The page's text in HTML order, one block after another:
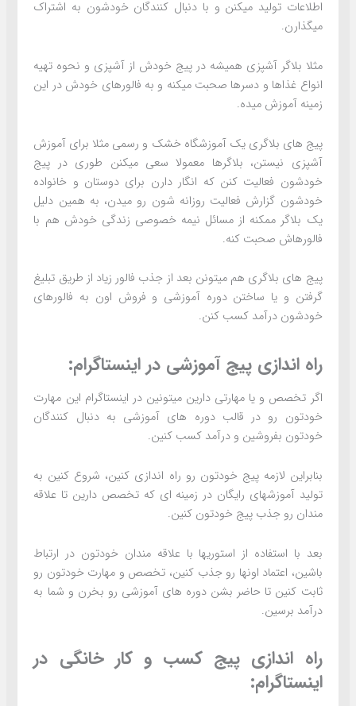
اطلاعات تولید میکنن و با دنبال کنندگان خودشون به اشتراک
میگذارن.
مثلا بلاگر آشپزی همیشه در پیج خودش از آشپزی و نحوه تهیه
انواع غذاها و دسرها صحبت میکنه و به فالورهای خودش در این
زمینه آموزش میده.
پیج های بلاگری یک آموزشگاه خشک و رسمی مثلا برای آموزش
آشپزی نیستن، بلاگرها معمولا سعی میکنن طوری در پیج
خودشون فعالیت کنن که انگار دارن برای دوستان و خانواده
خودشون گزارش فعالیت روزانه شون رو میدن، به همین دلیل
یک بلاگر ممکنه از مسائل نیمه خصوصی زندگی خودش هم با
فالورهاش صحبت کنه.
پیج های بلاگری هم میتونن بعد از جذب فالور زیاد از طریق تبلیغ
گرفتن و یا ساختن دوره آموزشی و فروش اون به فالورهای
خودشون درآمد کسب کنن.
راه اندازی پیج آموزشی در اینستاگرام:
اگر تخصص و یا مهارتی دارین میتونین در اینستاگرام این مهارت
خودتون رو در قالب دوره های آموزشی به دنبال کنندگان
خودتون بفروشین و درآمد کسب کنین.
بنابراین لازمه پیج خودتون رو راه اندازی کنین، شروع کنین به
تولید آموزشهای رایگان در زمینه ای که تخصص دارین تا علاقه
مندان رو جذب پیج خودتون کنین.
بعد با استفاده از استوریها با علاقه مندان خودتون در ارتباط
باشین، اعتماد اونها رو جذب کنین، تخصص و مهارت خودتون رو
ثابت کنین تا حاضر بشن دوره های آموزشی رو بخرن و شما به
درآمد برسین.
راه اندازی پیج کسب و کار خانگی در
اینستاگرام: